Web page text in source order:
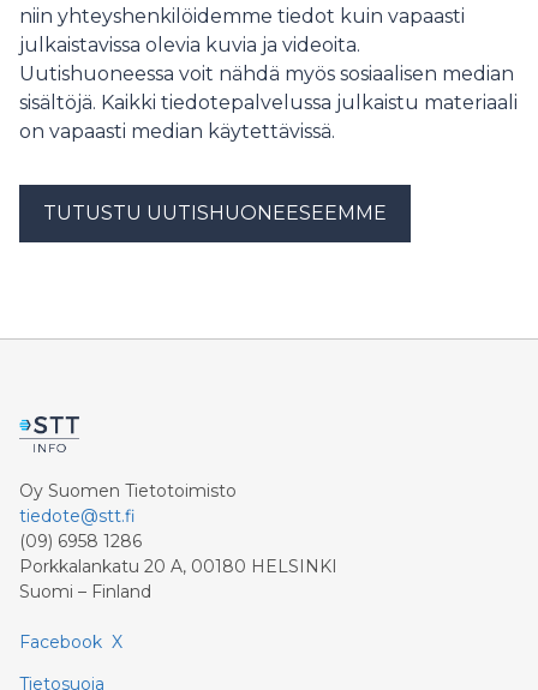
niin yhteyshenkilöidemme tiedot kuin vapaasti
julkaistavissa olevia kuvia ja videoita.
Uutishuoneessa voit nähdä myös sosiaalisen median
sisältöjä. Kaikki tiedotepalvelussa julkaistu materiaali
on vapaasti median käytettävissä.
TUTUSTU UUTISHUONEESEEMME
Oy Suomen Tietotoimisto
tiedote@stt.fi
(09) 6958 1286
Porkkalankatu 20 A, 00180 HELSINKI
Suomi – Finland
Facebook X
Tietosuoja